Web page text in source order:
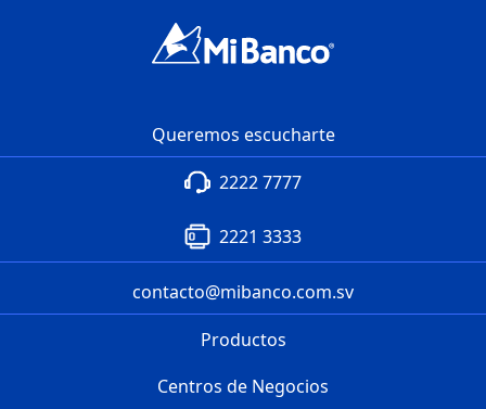
Queremos escucharte
2222 7777
2221 3333
contacto@mibanco.com.sv
Productos
Centros de Negocios